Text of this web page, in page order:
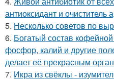
антиоксидант и очиститель
5. Несколько советов по
6. Богатый состав
фосфор, калий и другие
делает её прекрасным
7. Икра из свёклы -